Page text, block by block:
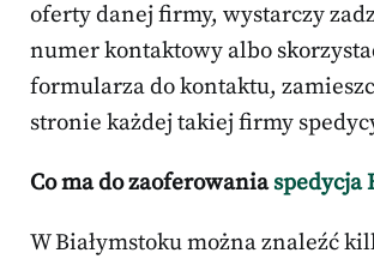
oferty danej firmy, wystarczy
numer kontaktowy albo
formularza do kontaktu,
stronie każdej takiej firmy
Co ma do zaoferowaniaspedycja
W Białymstoku można znaleźć